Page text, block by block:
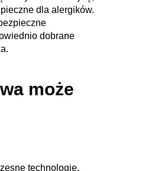
dla alergików.
dobrane
może
technologie,